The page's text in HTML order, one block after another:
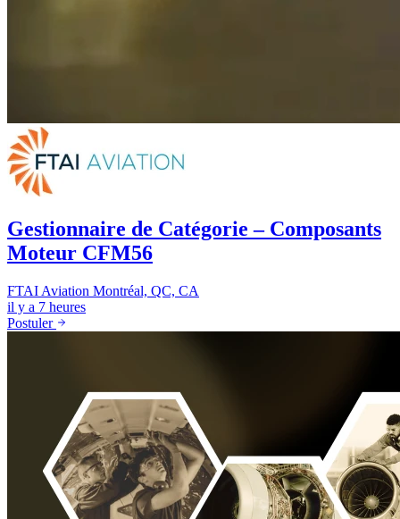
Gestionnaire de Catégorie – Composants
Moteur CFM56
FTAI Aviation Montréal, QC, CA
il y a 7 heures
Postuler